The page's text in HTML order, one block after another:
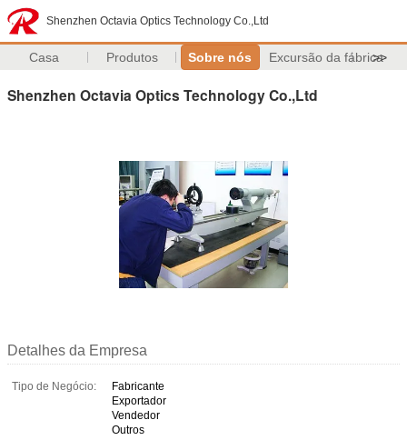
Shenzhen Octavia Optics Technology Co.,Ltd
Casa Produtos Sobre nós Excursão da fábrica
>>
Shenzhen Octavia Optics Technology Co.,Ltd
Detalhes da Empresa
Tipo de Negócio:
Fabricante
Exportador
Vendedor
Outros